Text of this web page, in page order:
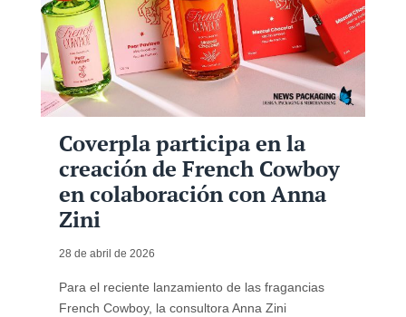
Coverpla participa en la
creación de French Cowboy
en colaboración con Anna
Zini
28 de abril de 2026
Para el reciente lanzamiento de las fragancias
French Cowboy, la consultora Anna Zini